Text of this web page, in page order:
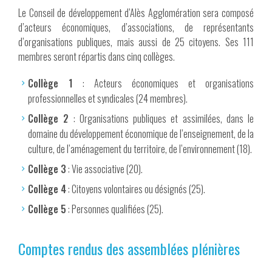
Le Conseil de développement d’Alès Agglomération sera composé
d’acteurs économiques, d’associations, de représentants
d’organisations publiques, mais aussi de 25 citoyens. Ses 111
membres seront répartis dans cinq collèges.
Collège 1 : Acteurs économiques et organisations
professionnelles et syndicales (24 membres).
Collège 2 : Organisations publiques et assimilées, dans le
domaine du développement économique de l’enseignement, de la
culture, de l’aménagement du territoire, de l’environnement (18).
Collège 3: Vie associative (20).
Collège 4: Citoyens volontaires ou désignés (25).
Collège 5: Personnes qualifiées (25).
Comptes rendus des assemblées plénières